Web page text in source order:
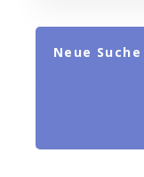
Neue Suche